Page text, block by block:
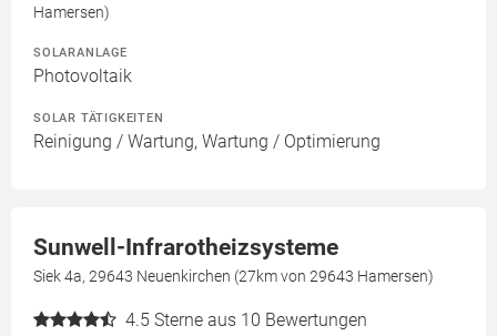
Hamersen)
SOLARANLAGE
Photovoltaik
SOLAR TÄTIGKEITEN
Reinigung / Wartung, Wartung / Optimierung
Sunwell-Infrarotheizsysteme
Siek 4a, 29643 Neuenkirchen (27km von 29643 Hamersen)
4.5 Sterne aus 10 Bewertungen